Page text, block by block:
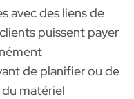
avec des liens de
puissent payer
de planifier ou de
matériel